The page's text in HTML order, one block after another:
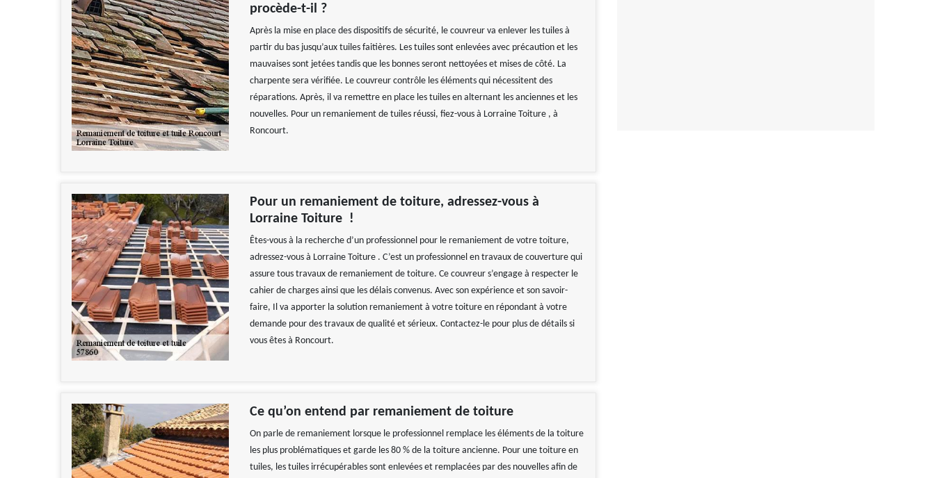
procède-t-il ?
Après la mise en place des dispositifs de sécurité, le couvreur va enlever les tuiles à
partir du bas jusqu’aux tuiles faitières. Les tuiles sont enlevées avec précaution et les
mauvaises sont jetées tandis que les bonnes seront nettoyées et mises de côté. La
charpente sera vérifiée. Le couvreur contrôle les éléments qui nécessitent des
réparations. Après, il va remettre en place les tuiles en alternant les anciennes et les
nouvelles. Pour un remaniement de tuiles réussi, fiez-vous à Lorraine Toiture , à
Roncourt.
Pour un remaniement de toiture, adressez-vous à
Lorraine Toiture !
Êtes-vous à la recherche d’un professionnel pour le remaniement de votre toiture,
adressez-vous à Lorraine Toiture . C’est un professionnel en travaux de couverture qui
assure tous travaux de remaniement de toiture. Ce couvreur s’engage à respecter le
cahier de charges ainsi que les délais convenus. Avec son expérience et son savoir-
faire, Il va apporter la solution remaniement à votre toiture en répondant à votre
demande pour des travaux de qualité et sérieux. Contactez-le pour plus de détails si
vous êtes à Roncourt.
Ce qu’on entend par remaniement de toiture
On parle de remaniement lorsque le professionnel remplace les éléments de la toiture
les plus problématiques et garde les 80 % de la toiture ancienne. Pour une toiture en
tuiles, les tuiles irrécupérables sont enlevées et remplacées par des nouvelles afin de